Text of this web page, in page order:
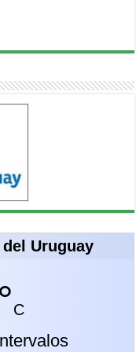
Uruguay
C